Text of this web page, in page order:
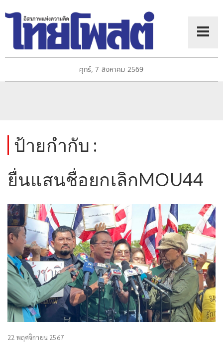
ศุกร์, 7 สิงหาคม 2569
ป้ายกำกับ :
ยื่นแสนชื่อยกเลิกMOU44
22 พฤศจิกายน 2567